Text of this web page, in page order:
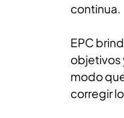
continua.
EPC
objetivos
modo
corregir